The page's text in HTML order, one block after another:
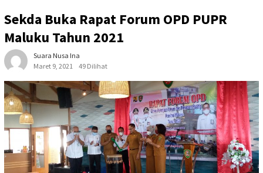
Sekda Buka Rapat Forum OPD PUPR
Maluku Tahun 2021
Suara Nusa Ina
Maret 9, 2021
49 Dilihat